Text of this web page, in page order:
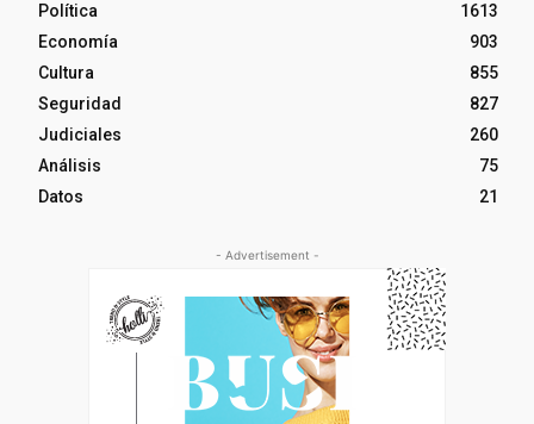
Política
1613
Economía
903
Cultura
855
Seguridad
827
Judiciales
260
Análisis
75
Datos
21
- Advertisement -